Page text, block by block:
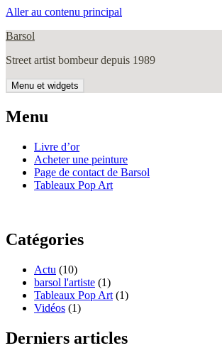
Aller au contenu principal
Barsol
Street artist bombeur depuis 1989
Menu et widgets
Menu
Livre d’or
Acheter une peinture
Page de contact de Barsol
Tableaux Pop Art
Catégories
Actu (10)
barsol l'artiste (1)
Tableaux Pop Art (1)
Vidéos (1)
Derniers articles